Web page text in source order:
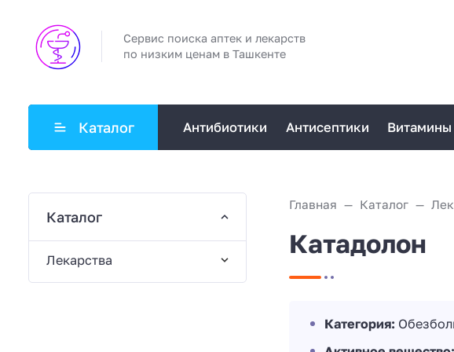
Сервис поиска аптек и лекарств
по низким ценам в Ташкенте
Каталог Антибиотики Антисептики Витамины
Главная Каталог
Катадолон
Категория:
Каталог
Лекарства